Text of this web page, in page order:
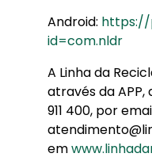
Android: https://
id=com.nldr
A Linha da
através da
911 400, por
em